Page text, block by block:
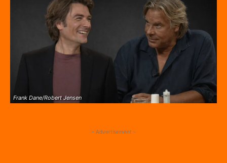
Frank Dane/Robert Jensen
- Advertisement -